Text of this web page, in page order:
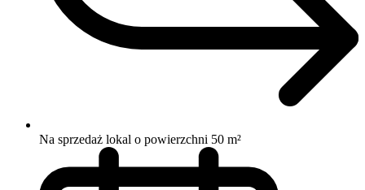
Na sprzedaż lokal o powierzchni 50 m²